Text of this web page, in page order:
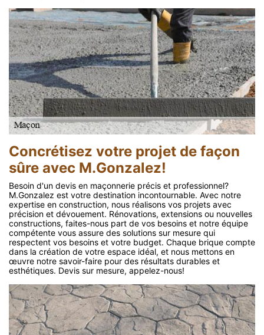
Concrétisez votre projet de façon
sûre avec M.Gonzalez!
Besoin d'un devis en maçonnerie précis et professionnel?
M.Gonzalez est votre destination incontournable. Avec notre
expertise en construction, nous réalisons vos projets avec
précision et dévouement. Rénovations, extensions ou nouvelles
constructions, faites-nous part de vos besoins et notre équipe
compétente vous assure des solutions sur mesure qui
respectent vos besoins et votre budget. Chaque brique compte
dans la création de votre espace idéal, et nous mettons en
œuvre notre savoir-faire pour des résultats durables et
esthétiques. Devis sur mesure, appelez-nous!